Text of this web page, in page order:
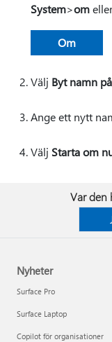
System>om
Om
Välj Byt namn
Ange ett nytt
Välj Starta om
Var den
Nyheter
Surface Pro
Surface Laptop
Copilot för organisationer